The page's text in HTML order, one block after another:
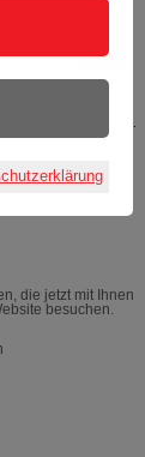
26. Juli 2025
Umbruch –
die jetzt mit Ihnen
besuchen.